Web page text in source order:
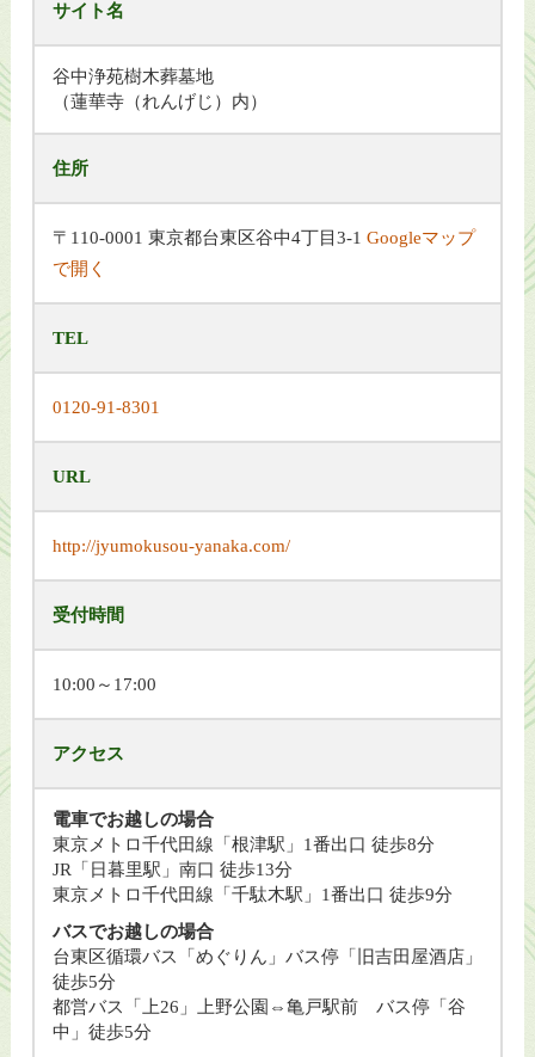
サイト名
谷中浄苑樹木葬墓地
（蓮華寺（れんげじ）内）
住所
〒110-0001 東京都台東区谷中4丁目3-1 Googleマップ
で開く
TEL
0120-91-8301
URL
http://jyumokusou-yanaka.com/
受付時間
10:00～17:00
アクセス
電車でお越しの場合
東京メトロ千代田線「根津駅」1番出口 徒歩8分
JR「日暮里駅」南口 徒歩13分
東京メトロ千代田線「千駄木駅」1番出口 徒歩9分
バスでお越しの場合
台東区循環バス「めぐりん」バス停「旧吉田屋酒店」
徒歩5分
都営バス「上26」上野公園⇔亀戸駅前 バス停「谷
中」徒歩5分